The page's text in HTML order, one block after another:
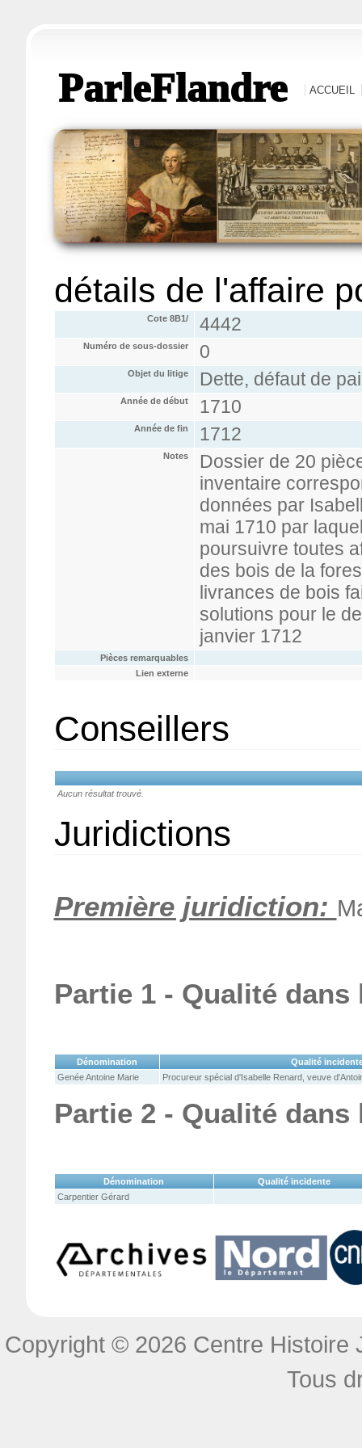
ParleFlandre ACCUEIL
détails de l'affaire
Cote 8B1/ 4442
Numéro de sous-dossier 0
Objet du litige Dette, défaut de
Année de début 1710
Année de fin 1712
Notes
Dossier de 20
inventaire
données par
mai 1710 par
poursuivre toutes
des bois de la
livrances de bois
solutions pour le
janvier 1712
Pièces remarquables
Lien externe
Conseillers
Aucun résultat trouvé.
Juridictions
Première juridiction:
Partie 1 - Qualité
Dénomination
Qualité
Genée Antoine Marie
Procureur spécial d'Isabelle Renard, veuve
Partie 2 - Qualité
Dénomination
Qualité incidente
Carpentier Gérard
Copyright © 2026 Centre Histoire
Tous